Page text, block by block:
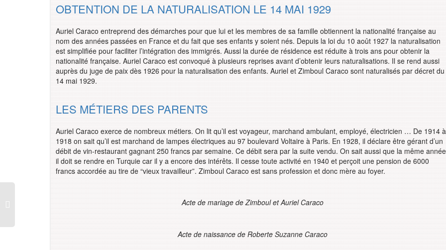
OBTENTION DE LA NATURALISATION LE 14 MAI 1929
Auriel Caraco entreprend des démarches pour que lui et les membres de sa famille obtiennent la nationalité française au
nom des années passées en France et du fait que ses enfants y soient nés. Depuis la loi du 10 août 1927 la naturalisation
est simplifiée pour faciliter l’intégration des immigrés. Aussi la durée de résidence est réduite à trois ans pour obtenir la
nationalité française. Auriel Caraco est convoqué à plusieurs reprises avant d’obtenir leurs naturalisations. Il se rend aussi
auprès du juge de paix dès 1926 pour la naturalisation des enfants. Auriel et Zimboul Caraco sont naturalisés par décret du
14 mai 1929.
LES MÉTIERS DES PARENTS
Auriel Caraco exerce de nombreux métiers. On lit qu’il est voyageur, marchand ambulant, employé, électricien … De 1914 à
1918 on sait qu’il est marchand de lampes électriques au 97 boulevard Voltaire à Paris. En 1928, il déclare être gérant d’un
débit de vin-restaurant gagnant 250 francs par semaine. Ce débit sera par la suite vendu. On sait aussi que la même année
il doit se rendre en Turquie car il y a encore des intérêts. Il cesse toute activité en 1940 et perçoit une pension de 6000
francs accordée au tire de “vieux travailleur”. Zimboul Caraco est sans profession et donc mère au foyer.
Acte de mariage de Zimboul et Auriel Caraco
Acte de naissance de Roberte Suzanne Caraco